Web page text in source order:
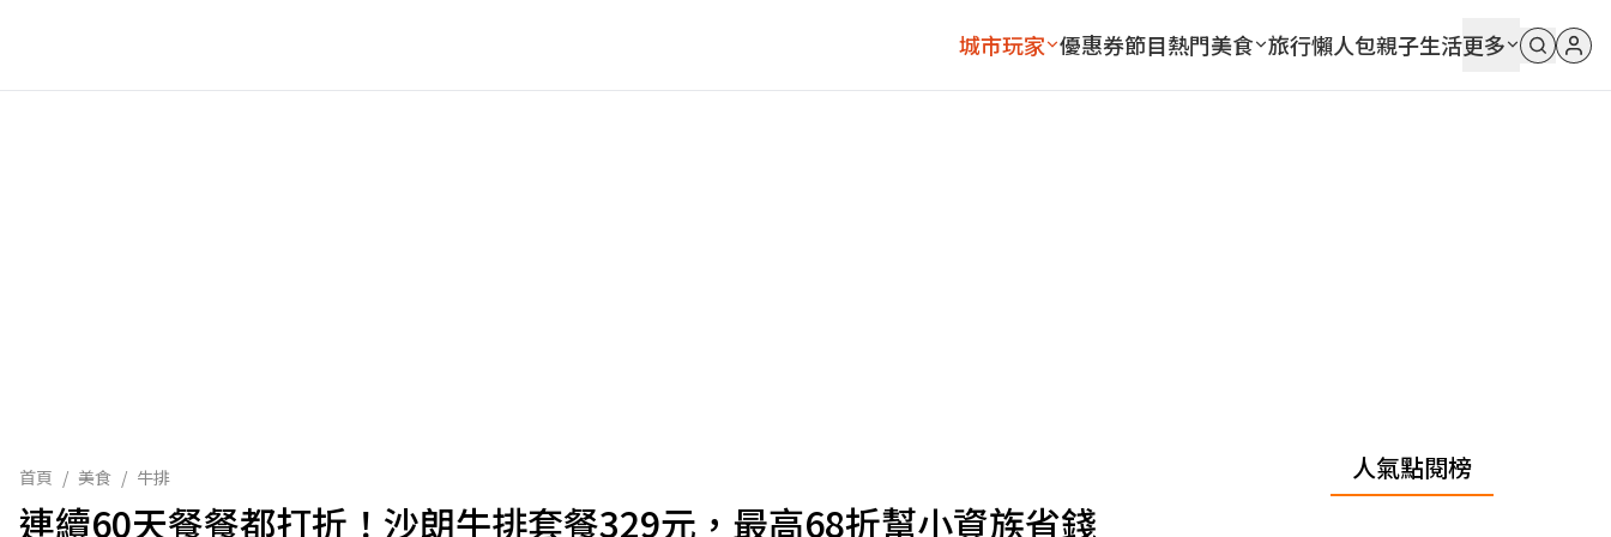
城市玩家 優惠券節目熱門美食 旅行懶人包親子生活更多
首頁 / 美食 / 牛排
連續60天餐餐都打折！沙朗牛排套餐329元，最高68折幫小資族省錢
人氣點閱榜